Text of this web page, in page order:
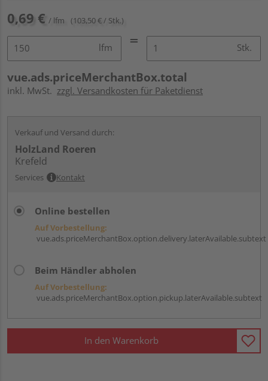
0,69 € / lfm (103,50 € / Stk.)
lfm Stk.
vue.ads.priceMerchantBox.total
inkl. MwSt. zzgl. Versandkosten für Paketdienst
Verkauf und Versand durch:
HolzLand Roeren
Krefeld
Services Kontakt
Online bestellen
Auf Vorbestellung:
vue.ads.priceMerchantBox.option.delivery.laterAvailable.subtext
Beim Händler abholen
Auf Vorbestellung:
vue.ads.priceMerchantBox.option.pickup.laterAvailable.subtext
In den Warenkorb